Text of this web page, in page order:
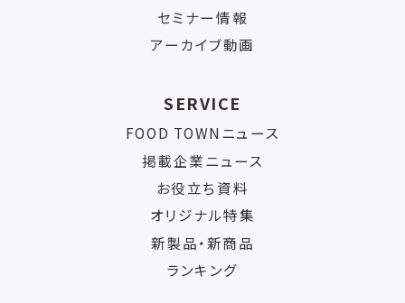
セミナー情報
アーカイブ動画
SERVICE
FOOD TOWNニュース
掲載企業ニュース
お役立ち資料
オリジナル特集
新製品・新商品
ランキング